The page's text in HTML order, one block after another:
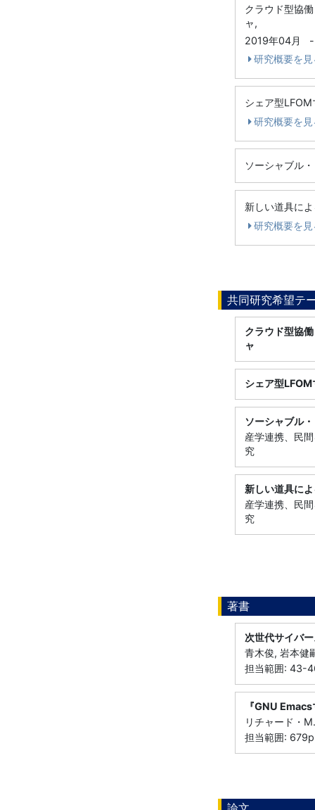
クラウド型協
ャ,
2019年04月
-
研究概要を見
シェア型
研究概要を見
ソーシャブル
新しい道具に
研究概要を見
共同研究希望テ
クラウド型協
ャ
シェア型
ソーシャブル
産学連携、民
究
新しい道具に
産学連携、民
究
著書
次世代サイバ
青木俊, 岩本健
担当範囲: 43-
『GNU
リチャード・
担当範囲: 679p